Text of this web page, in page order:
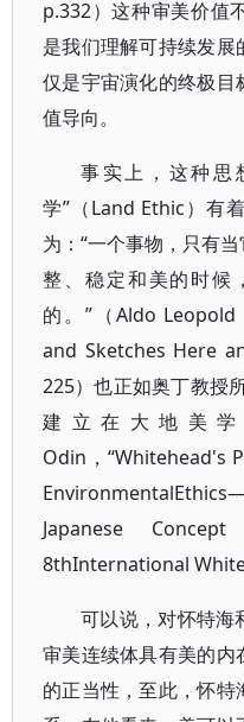
p.332）这种审美价值
是我们理解可持续发
仅是宇宙演化的终极目
值导向。
事实上，这种思
学”（Land Ethic）有
为：“一个事物，只有
整、稳定和美的时候
的。”（Aldo
and Sketches Here
225）也正如奥丁教授
建立在大地美学
Odin，“Whitehead's
Japanese
8thInternational
可以说，对怀特海
审美连续体具有美的
的正当性，至此，怀